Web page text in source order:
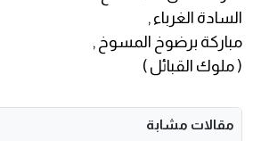
السادة الغرباء ,
مباركة برضوخ المسوخ ,
( ملوك القبائل )
مقالات مشابة